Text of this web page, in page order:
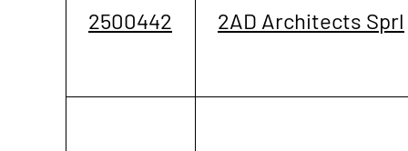
2500442 2AD Architects Sprl